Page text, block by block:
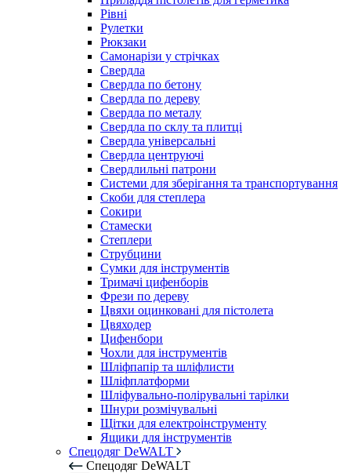
Рівні
Рулетки
Рюкзаки
Самонарізи у стрічках
Свердла
Свердла по бетону
Свердла по дереву
Свердла по металу
Свердла по склу та плитці
Свердла універсальні
Свердла центруючі
Свердлильні патрони
Системи для зберігання та транспортування
Скоби для степлера
Сокири
Стамески
Степлери
Струбцини
Сумки для інструментів
Тримачі цифенборів
Фрези по дереву
Цвяхи оцинковані для пістолета
Цвяходер
Цифенбори
Чохли для інструментів
Шліфпапір та шліфлисти
Шліфплатформи
Шліфувально-полірувальні тарілки
Шнури розмічувальні
Щітки для електроінструменту
Ящики для інструментів
Спецодяг DeWALT
Спецодяг DeWALT